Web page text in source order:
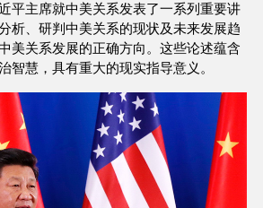
平主席就中美关系发表了一系列重要讲
析、研判中美关系的现状及未来发展趋
美关系发展的正确方向。这些论述蕴含
智慧，具有重大的现实指导意义。